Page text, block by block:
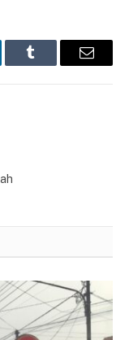
Tumblr Email